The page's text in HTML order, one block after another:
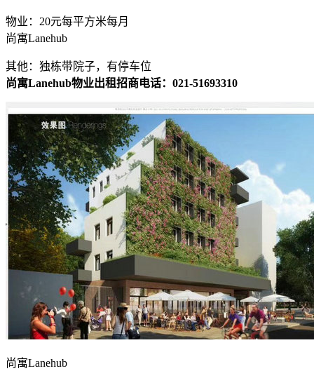
物业：20元每平方米每月
尚寓Lanehub
其他：独栋带院子，有停车位
尚寓Lanehub物业出租招商电话：021-51693310
尚寓Lanehub